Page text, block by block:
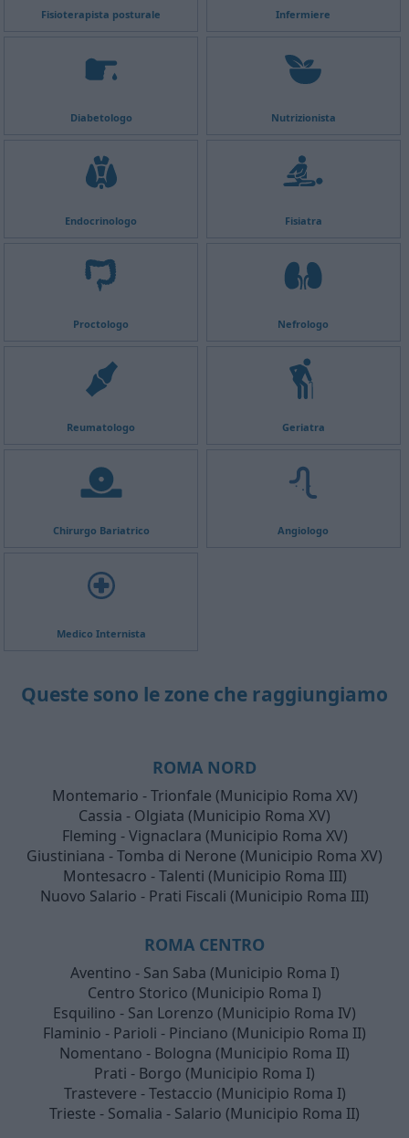
Fisioterapista posturale Infermiere
Diabetologo Nutrizionista
Endocrinologo Fisiatra
Proctologo Nefrologo
Reumatologo Geriatra
Chirurgo Bariatrico Angiologo
Medico Internista
Queste sono le zone che raggiungiamo
ROMA NORD
Montemario - Trionfale (Municipio Roma XV)
Cassia - Olgiata (Municipio Roma XV)
Fleming - Vignaclara (Municipio Roma XV)
Giustiniana - Tomba di Nerone (Municipio Roma XV)
Montesacro - Talenti (Municipio Roma III)
Nuovo Salario - Prati Fiscali (Municipio Roma III)
ROMA CENTRO
Aventino - San Saba (Municipio Roma I)
Centro Storico (Municipio Roma I)
Esquilino - San Lorenzo (Municipio Roma IV)
Flaminio - Parioli - Pinciano (Municipio Roma II)
Nomentano - Bologna (Municipio Roma II)
Prati - Borgo (Municipio Roma I)
Trastevere - Testaccio (Municipio Roma I)
Trieste - Somalia - Salario (Municipio Roma II)